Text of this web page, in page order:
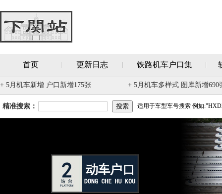
首页 更新日志 铁路机车户口集
+ 5月机车新增 户口新增175张 + 5月机车多样式 图库新增690
精准搜索： 适用于车型车号搜索 例如